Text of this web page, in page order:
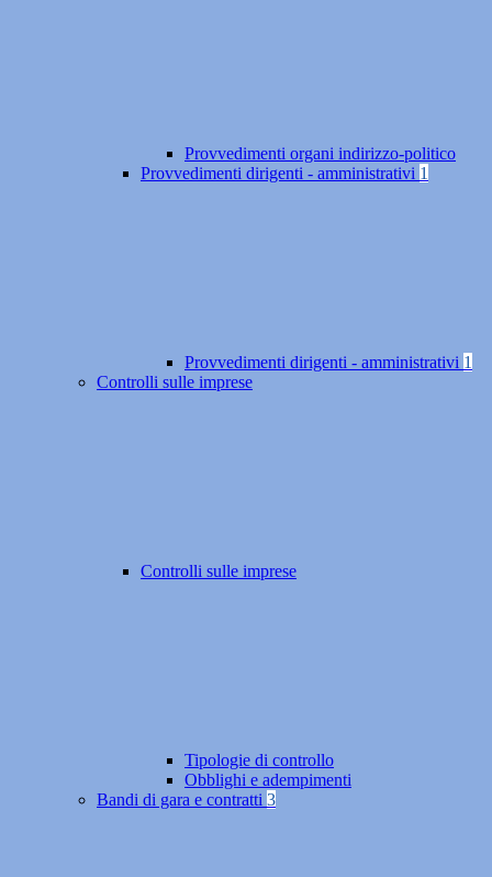
Provvedimenti organi indirizzo-politico
Provvedimenti dirigenti - amministrativi 1
Provvedimenti dirigenti - amministrativi 1
Controlli sulle imprese
Controlli sulle imprese
Tipologie di controllo
Obblighi e adempimenti
Bandi di gara e contratti 3